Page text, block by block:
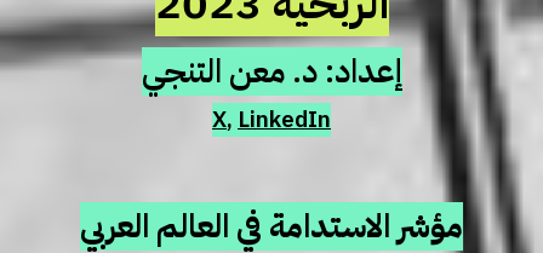
إعداد: د. معن التنجي
X,LinkedIn
مؤشر الاستدامة في العالم العربي